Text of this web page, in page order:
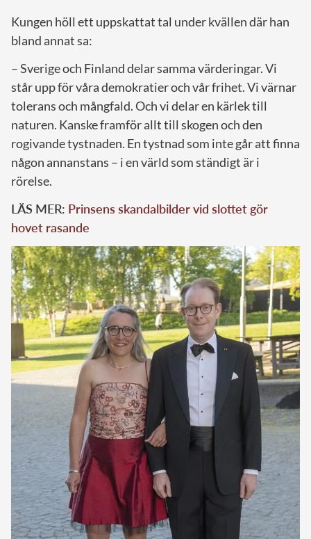
Kungen höll ett uppskattat tal under kvällen där han
bland annat sa:
– Sverige och Finland delar samma värderingar. Vi
står upp för våra demokratier och vår frihet. Vi värnar
tolerans och mångfald. Och vi delar en kärlek till
naturen. Kanske framför allt till skogen och den
rogivande tystnaden. En tystnad som inte går att finna
någon annanstans – i en värld som ständigt är i
rörelse.
LÄS MER: Prinsens skandalbilder vid slottet gör
hovet rasande